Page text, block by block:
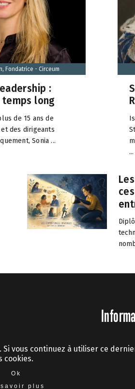
Fondatrice - Circeum
:
temps long
de 15 ans de
des dirigeants
Sonia ...
...
Mentions légales |
vous continuez à utiliser ce
cookies.
Ok
savoir plus